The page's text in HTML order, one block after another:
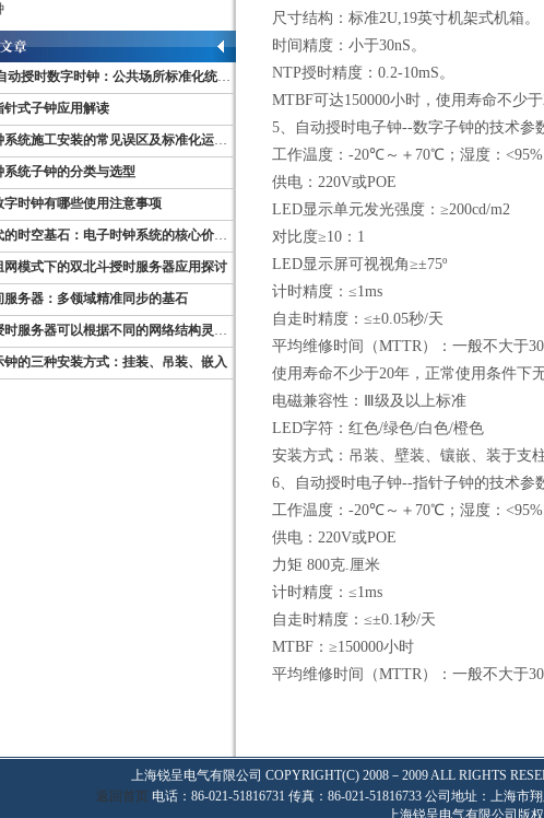
RC521 自动授时数字时钟：公共场所标准化统一计时终端
针式子钟应用解读
电子时钟系统施工安装的常见误区及标准化运维管理规范
系统子钟的分类与选型
字时钟有哪些使用注意事项
数字时代的时空基石：电子时钟系统的核心价值与多维意义
网模式下的双北斗授时服务器应用探讨
服务器：多领域精准同步的基石
双北斗授时服务器可以根据不同的网络结构灵活部署
钟的三种安装方式：挂装、吊装、嵌入
尺寸结构：标准2U,19英寸机架式机箱。
时间精度：小于30nS。
NTP授时精度： 0.2-10mS。
MTBF可达150000小时，使用寿命不少于
5、自动授时电子钟--数字子钟的技术参
工作温度： -20℃～＋ 70℃；湿度： <95%
供电： 220V或POE
LED显示单元发光强度：≥200cd/m2
对比度≥10 ： 1
LED显示屏可视视角≥±75º
计时精度：≤1ms
自走时精度：≤±0.05秒/天
平均维修时间（MTTR）：一般不大于30
使用寿命不少于20年，正常使用条件下
电磁兼容性：Ⅲ级及以上标准
LED字符：红色/绿色/白色/橙色
安装方式：吊装、壁装、镶嵌、装于支
6、自动授时电子钟--指针子钟的技术参
工作温度： -20℃～＋ 70℃；湿度： <95%
供电： 220V或POE
力矩 800克.厘米
计时精度：≤1ms
自走时精度：≤±0.1秒/天
MTBF ：≥150000小时
平均维修时间（MTTR）：一般不大于30
上海锐呈电气有限公司 COPYRIGHT(C) 2008－2009 ALL RIGHTS
返回首页 电话：86-021-51816731 传真：86-021-51816733 公司地址：上海
上海锐呈电气有限公司版